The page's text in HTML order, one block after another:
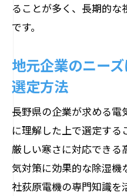
ることが多く、長期的な
です。
地元企業のニー
選定方法
長野県の企業が求める
に理解した上で選定する
厳しい寒さに対応できる
気対策に効果的な除湿機
社荻原電機の専門知識を